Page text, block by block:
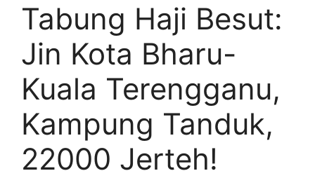
Tabung Haji Besut:
Jin Kota Bharu-
Kuala Terengganu,
Kampung Tanduk,
22000 Jerteh!